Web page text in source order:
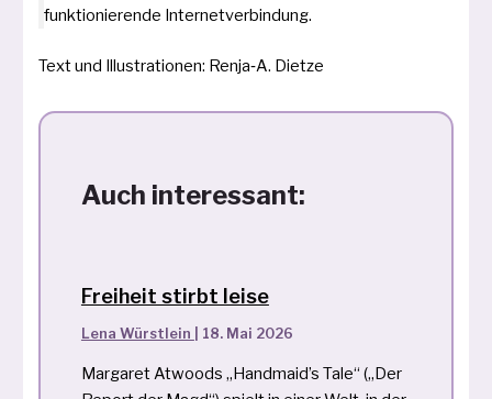
funk­tio­nie­ren­de Internetverbindung.
Text und Illustrationen: Renja‑A. Dietze
Auch interessant:
Freiheit stirbt leise
Lena Würstlein 18. Mai 2026
Margaret Atwoods „Handmaid’s Tale“ („Der